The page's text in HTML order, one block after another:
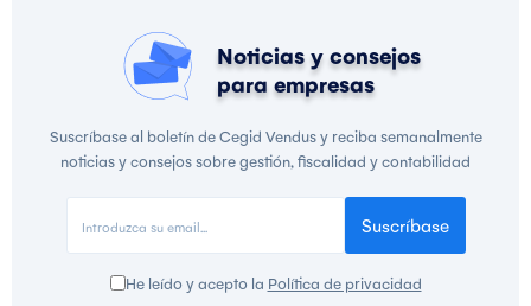
Noticias y consejos
para empresas
Suscríbase al boletín de Cegid Vendus y reciba semanalmente
noticias y consejos sobre gestión, fiscalidad y contabilidad
Suscríbase
He leído y acepto la Política de privacidad